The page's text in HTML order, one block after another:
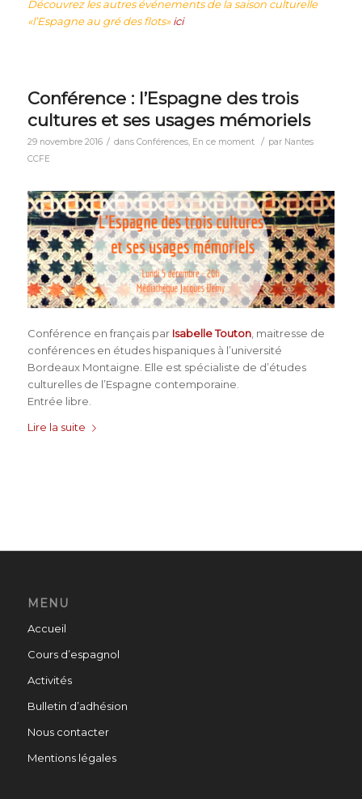
Découvrez les autres événements de la saison culturelle
«l’Espagne au gré des flots»ici
Conférence : l’Espagne des trois
cultures et ses usages mémoriels
29 novembre 2016 / dans Conférences, En ce moment / par Nantes
CCFE
Conférence en français par Isabelle Touton, maitresse de
conférences en études hispaniques à l’université
Bordeaux Montaigne. Elle est spécialiste de d’études
culturelles de l’Espagne contemporaine.
Entrée libre.
Lire la suite
MENU
Accueil
Cours d’espagnol
Activités
Bulletin d’adhésion
Nous contacter
Mentions légales